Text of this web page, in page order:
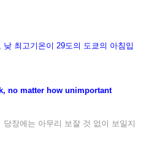
, 낮 최고기온이 29도의 도쿄의 아침입
no matter how unimportant
장에는 아무리 보잘 것 없이 보일지